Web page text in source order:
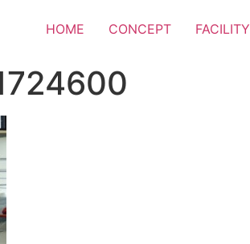
HOME CONCEPT FACILITY